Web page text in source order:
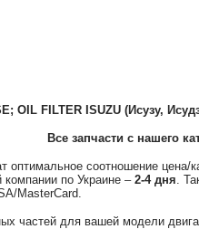
OIL FILTER ISUZU (Исузу,
Все запчасти с нашего
оптимальное соотношение цена/
компании по Украине – 2-4 дня.
MasterCard.
частей для вашей модели